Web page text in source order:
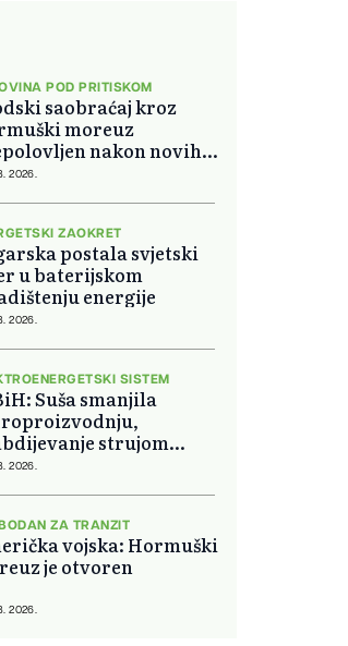
POD PRITISKOM
saobraćaj kroz
moreuz
nakon novih
2026.
ZAOKRET
postala svjetski
u baterijskom
energije
2026.
SISTEM
Suša smanjila
strujom
stabilno
2026.
ZA TRANZIT
vojska: Hormuški
je otvoren
2026.